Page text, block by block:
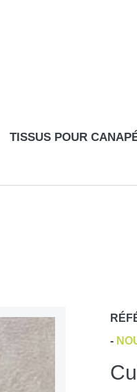
TISSUS POUR
-